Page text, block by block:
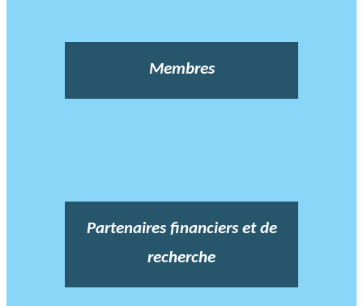
Membres
Partenaires financiers et de
recherche